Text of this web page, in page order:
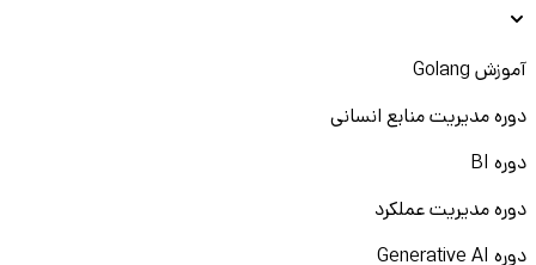
آموزش Golang
دوره مدیریت منابع انسانی
دوره BI
دوره مدیریت عملکرد
دوره Generative AI